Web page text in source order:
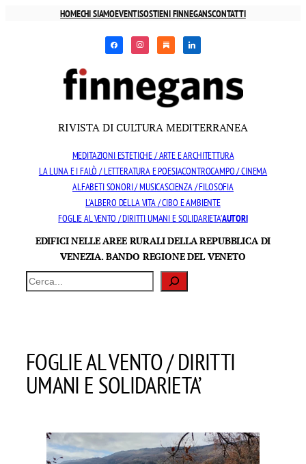
HOMECHI SIAMOEVENTISOSTIENI FINNEGANSCONTATTI
facebookinstagramsubstacklinkedin
RIVISTA DI CULTURA MEDITERRANEA
MEDITAZIONI ESTETICHE / ARTE E ARCHITETTURA
LA LUNA E I FALÒ / LETTERATURA E POESIACONTROCAMPO / CINEMA
ALFABETI SONORI / MUSICASCIENZA / FILOSOFIA
L’ALBERO DELLA VITA / CIBO E AMBIENTE
FOGLIE AL VENTO / DIRITTI UMANI E SOLIDARIETA’AUTORI
EDIFICI NELLE AREE RURALI DELLA REPUBBLICA DI
VENEZIA. BANDO REGIONE DEL VENETO
Cerca
FOGLIE AL VENTO / DIRITTI
UMANI E SOLIDARIETA’